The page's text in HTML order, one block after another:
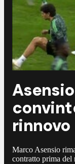
rinnovo
Marco Asensio
contratto prima del